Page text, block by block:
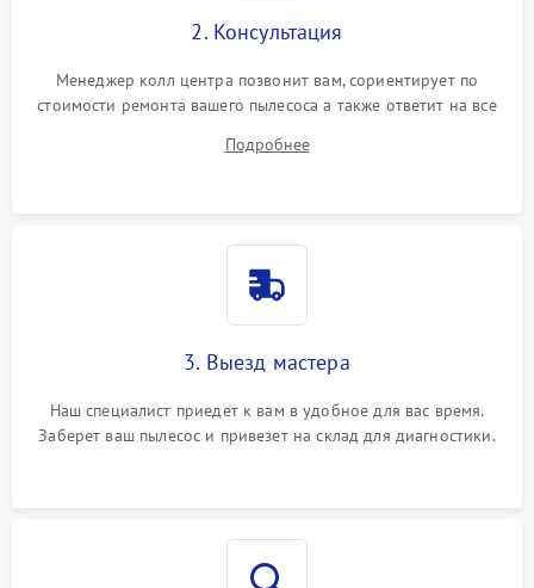
2. Консультация
Менеджер колл центра позвонит вам, сориентирует по
стоимости ремонта вашего пылесоса а также ответит на все
Подробнее
3. Выезд мастера
Наш специалист приедет к вам в удобное для вас время.
Заберет ваш пылесос и привезет на склад для диагностики.